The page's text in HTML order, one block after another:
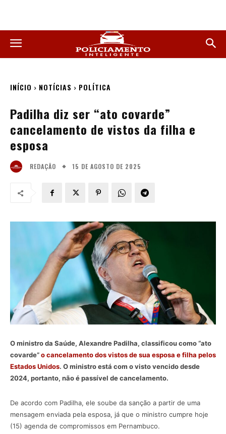
INÍCIO NOTÍCIAS POLÍTICA
Padilha diz ser “ato covarde”
cancelamento de vistos da filha e
esposa
REDAÇÃO 15 DE AGOSTO DE 2025
O ministro da Saúde, Alexandre Padilha, classificou como “ato
covarde”o cancelamento dos vistos de sua esposa e filha pelos
Estados Unidos. O ministro está com o visto vencido desde
2024, portanto, não é passível de cancelamento.
De acordo com Padilha, ele soube da sanção a partir de uma
mensagem enviada pela esposa, já que o ministro cumpre hoje
(15) agenda de compromissos em Pernambuco.